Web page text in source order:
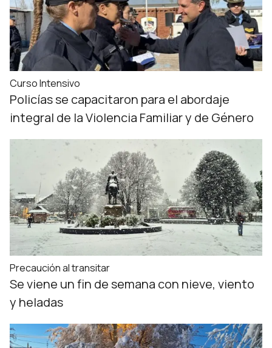
Curso Intensivo
Policías se capacitaron para el abordaje
integral de la Violencia Familiar y de Género
Precaución al transitar
Se viene un fin de semana con nieve, viento
y heladas